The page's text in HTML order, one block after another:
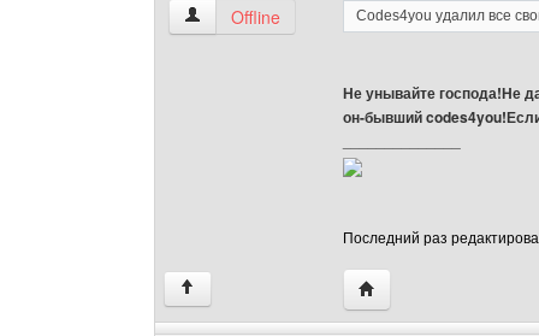
rradioretro-fm Посмотреть профиль
Offline Codes4you удалил все
Не унывайте господа!Не
он-бывший
Последний раз
↑ Посетить сайт